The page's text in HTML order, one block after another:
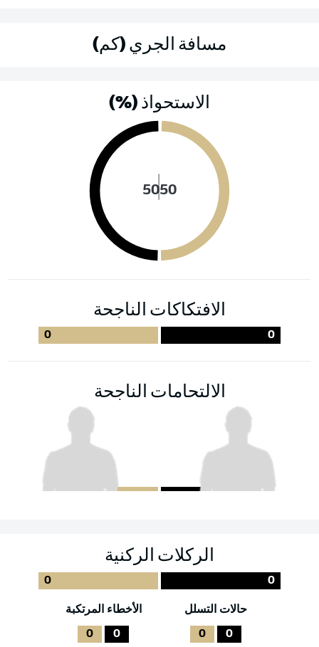
مسافة الجري (كم)
الاستحواذ (%)
50
50
الافتكاكات الناجحة
0
0
الالتحامات الناجحة
الركلات الركنية
0
0
حالات التسلل
0
0
الأخطاء المرتكبة
0
0